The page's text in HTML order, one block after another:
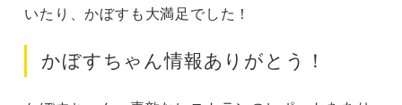
いたり、かぼすも大満足でした！
かぼすちゃん情報ありがとう！